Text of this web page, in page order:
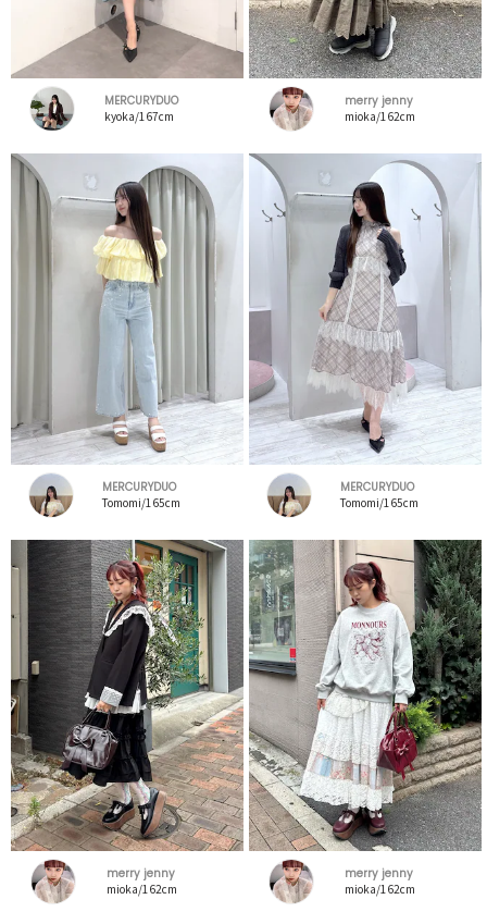
MERCURYDUO
kyoka/167cm
merry jenny
mioka/162cm
MERCURYDUO
Tomomi/165cm
MERCURYDUO
Tomomi/165cm
merry jenny
mioka/162cm
merry jenny
mioka/162cm